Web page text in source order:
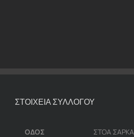
ΣΤΟΙΧΕΙΑ ΣΥΛΛΟΓΟΥ
ΟΔΟΣ ΣΤΟΑ ΣΑΡΚΑ